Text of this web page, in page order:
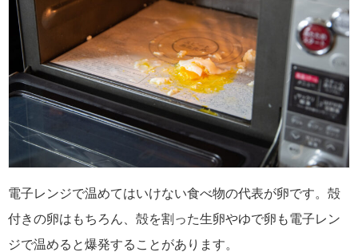
電子レンジで温めてはいけない食べ物の代表が卵です。殻
付きの卵はもちろん、殻を割った生卵やゆで卵も電子レン
ジで温めると爆発することがあります。